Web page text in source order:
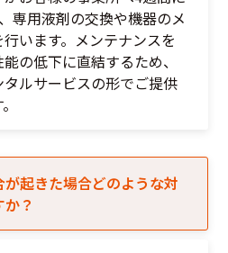
専用液剤の交換や機器のメ
います。メンテナンスを
の低下に直結するため、
ルサービスの形でご提供
起きた場合どのような対
？